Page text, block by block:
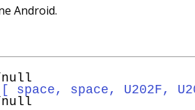
Android.
null
[ space, space, U202F,